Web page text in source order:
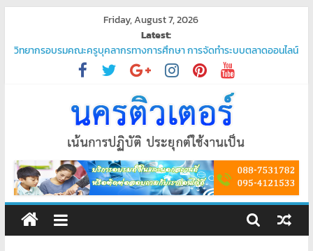
content
Friday, August 7, 2026
Latest:
วิทยากรอบรมคณะครูบุคลากรทางการศึกษา การจัดทำระบบตลาดออนไลน์
“ชวนมาช้อป นักเรียนสุขใจ”
โปรแกรมจัดการน้ำประปา
บริการรับเขียนโปรแกรม PHP ระดับมืออาชีพ – ตอบโจทย์ทุกความต้องการ
บริการรับเขียนโปรแกรมระดับมืออาชีพ
พัฒนาระบบ ยืนยันตัวตนผ่านแอป Thaid
ศูนย์
อบรม